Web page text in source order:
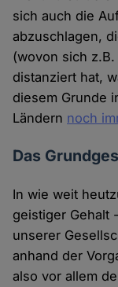
sich auch die
abzuschlagen,
(wovon sich
distanziert hat,
diesem Grunde
Ländern noch
Das
In wie weit
geistiger Gehalt
unserer
anhand der
also vor allem